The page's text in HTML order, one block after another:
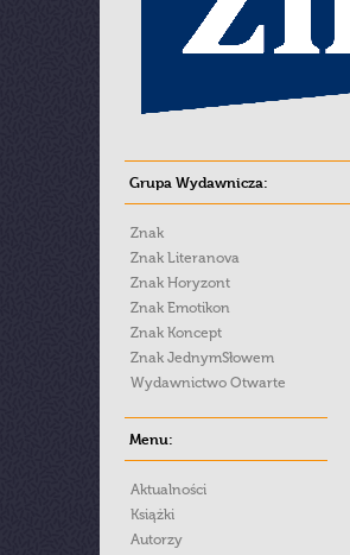
Grupa Wydawnicza:
Znak
Znak Literanova
Znak Horyzont
Znak Emotikon
Znak Koncept
Znak JednymSłowem
Wydawnictwo Otwarte
Menu:
Aktualności
Książki
Autorzy